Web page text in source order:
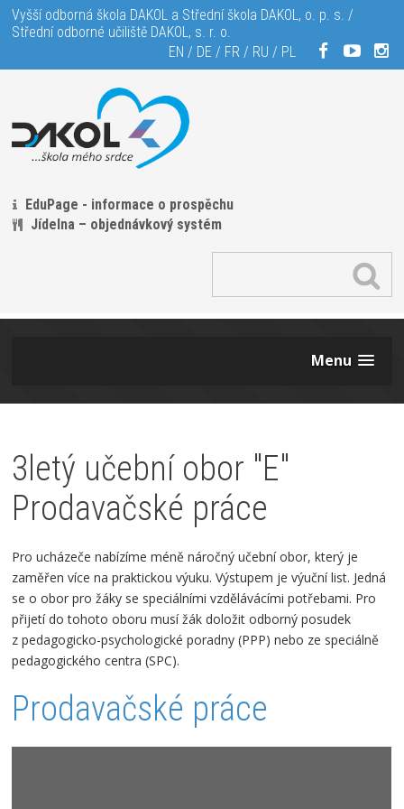
Vyšší odborná škola DAKOL a Střední škola DAKOL, o. p. s. /
Střední odborné učiliště DAKOL, s. r. o.
EN / DE / FR/ RU / PL
EduPage - informace o prospěchu
Jídelna – objednávkový systém
Menu
3letý učební obor "E"
Prodavačské práce
Pro ucházeče nabízíme méně náročný učební obor, který je
zaměřen více na praktickou výuku. Výstupem je výuční list. Jedná
se o obor pro žáky se speciálními vzdělávácími potřebami. Pro
přijetí do tohoto oboru musí žák doložit odborný posudek
z pedagogicko-psychologické poradny (PPP) nebo ze speciálně
pedagogického centra (SPC).
Prodavačské práce